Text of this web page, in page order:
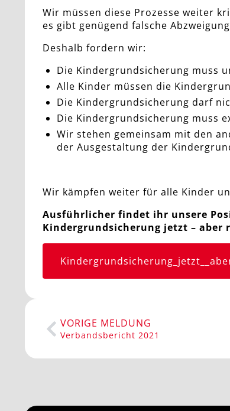
Wir müssen diese Prozesse weiter
es gibt genügend falsche
Deshalb fordern wir:
Die Kindergrundsicherung muss
Alle Kinder müssen die
Die Kindergrundsicherung darf
Die Kindergrundsicherung muss
Wir stehen gemeinsam mit den
der Ausgestaltung der
Wir kämpfen weiter für alle Kinder
Ausführlicher findet ihr unsere
Kindergrundsicherung jetzt – aber
VORIGE MELDUNG
Verbandsbericht 2021